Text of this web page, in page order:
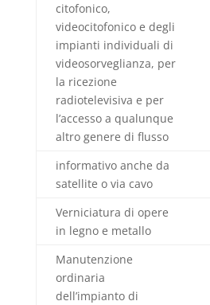
citofonico,
videocitofonico e degli
impianti individuali di
videosorveglianza, per
la ricezione
radiotelevisiva e per
l’accesso a qualunque
altro genere di flusso
informativo anche da
satellite o via cavo
Verniciatura di opere
in legno e metallo
Manutenzione
ordinaria
dell’impianto di